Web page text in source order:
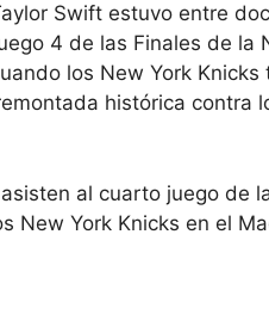
Swift estuvo entre
4 de las Finales de la
los New York
histórica contra
al cuarto juego de
New York Knicks en el